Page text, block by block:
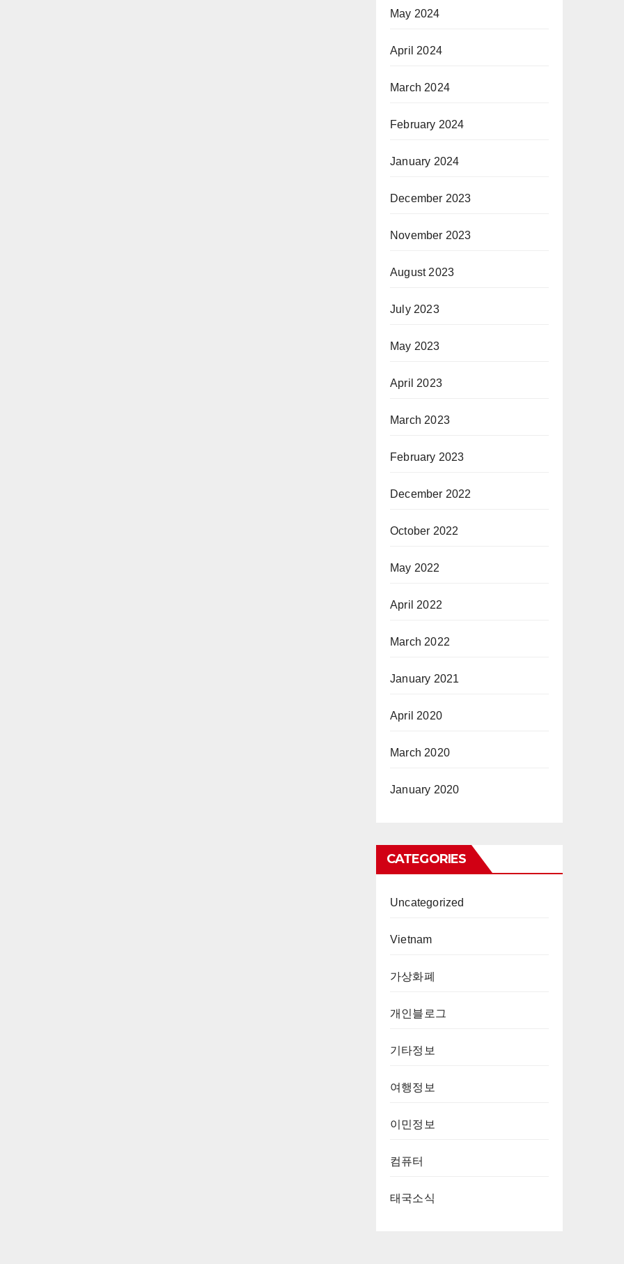
May 2024
April 2024
March 2024
February 2024
January 2024
December 2023
November 2023
August 2023
July 2023
May 2023
April 2023
March 2023
February 2023
December 2022
October 2022
May 2022
April 2022
March 2022
January 2021
April 2020
March 2020
January 2020
CATEGORIES
Uncategorized
Vietnam
가상화폐
개인블로그
기타정보
여행정보
이민정보
컴퓨터
태국소식